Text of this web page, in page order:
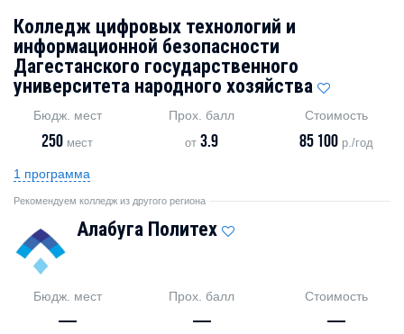
Колледж цифровых технологий и
информационной безопасности
Дагестанского государственного
университета народного хозяйства
Бюдж. мест
250 мест
Прох. балл
от3.9
Стоимость
85 100 р./год
1 программа
Рекомендуем колледж из другого региона
Алабуга Политех
Бюдж. мест
—
Прох. балл
—
Стоимость
—